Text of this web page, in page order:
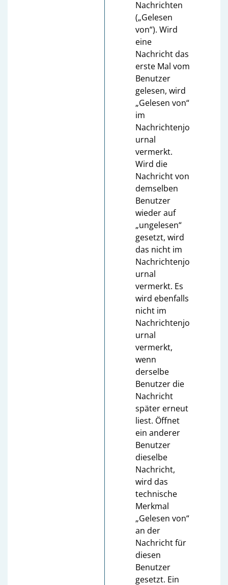
Nachrichten
(„Gelesen
von“). Wird
eine
Nachricht das
erste Mal vom
Benutzer
gelesen, wird
„Gelesen von“
im
Nachrichtenjo
urnal
vermerkt.
Wird die
Nachricht von
demselben
Benutzer
wieder auf
„ungelesen“
gesetzt, wird
das nicht im
Nachrichtenjo
urnal
vermerkt. Es
wird ebenfalls
nicht im
Nachrichtenjo
urnal
vermerkt,
wenn
derselbe
Benutzer die
Nachricht
später erneut
liest. Öffnet
ein anderer
Benutzer
dieselbe
Nachricht,
wird das
technische
Merkmal
„Gelesen von“
an der
Nachricht für
diesen
Benutzer
gesetzt. Ein